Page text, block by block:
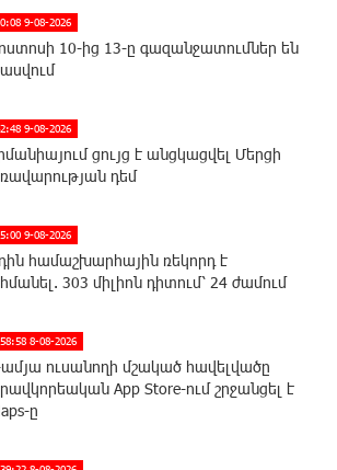
9-08-2026
10-ից 13-ը գազանջատումներ են
9-08-2026
ցույց է անցկացվել Մերցի
դեմ
9-08-2026
համաշխարհային ռեկորդ է
303 միլիոն դիտում՝ 24 ժամում
8-08-2026
ուսանողի մշակած հավելվածը
App Store-ում շրջանցել է
ը